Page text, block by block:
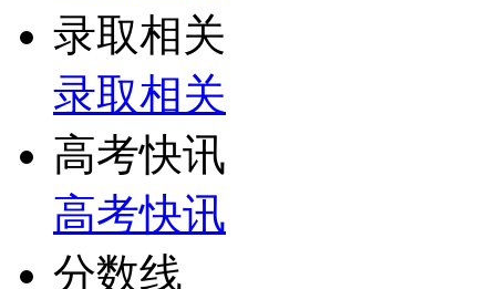
录取相关
录取相关
高考快讯
高考快讯
分数线